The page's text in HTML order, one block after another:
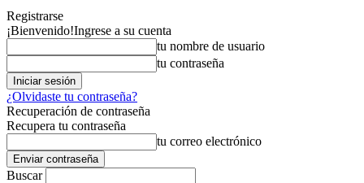
Registrarse
¡Bienvenido!Ingrese a su cuenta
tu nombre de usuario
tu contraseña
¿Olvidaste tu contraseña?
Recuperación de contraseña
Recupera tu contraseña
tu correo electrónico
Buscar